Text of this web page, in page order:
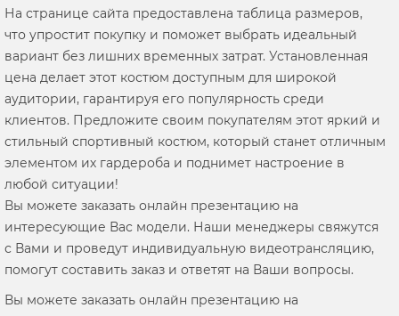
На странице сайта предоставлена таблица размеров,
что упростит покупку и поможет выбрать идеальный
вариант без лишних временных затрат. Установленная
цена делает этот костюм доступным для широкой
аудитории, гарантируя его популярность среди
клиентов. Предложите своим покупателям этот яркий и
стильный спортивный костюм, который станет отличным
элементом их гардероба и поднимет настроение в
любой ситуации!
Вы можете заказать онлайн презентацию на
интересующие Вас модели. Наши менеджеры свяжутся
с Вами и проведут индивидуальную видеотрансляцию,
помогут составить заказ и ответят на Ваши вопросы.
Вы можете заказать онлайн презентацию на